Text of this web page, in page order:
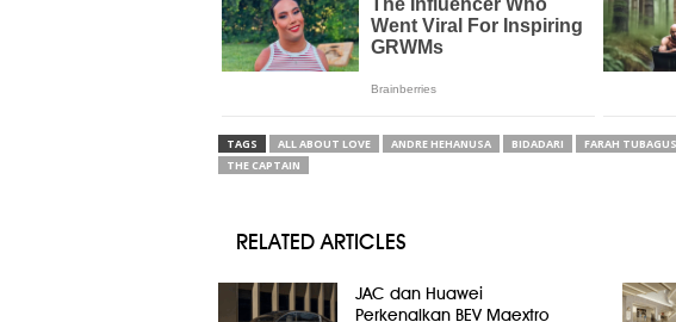
TAGS ALL ABOUT LOVE ANDRE HEHANUSA BIDADARI FARAH TUBAGUS
THE CAPTAIN
RELATED ARTICLES
JAC dan Huawei
Perkenalkan BEV Maextro